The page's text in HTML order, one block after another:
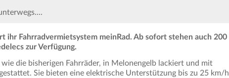
ihr Fahrradvermietsystem meinRad. Ab sofort stehen auch 200
zur Verfügung.
wie die bisherigen Fahrräder, in Melonengelb lackiert und mit
Sie bieten eine elektrische Unterstützung bis zu 25 km/h